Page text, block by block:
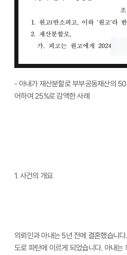
- 아내가 재산분할로 부부공동재산의
어하여 25%로 감액한 사례
1. 사건의 개요
의뢰인과 아내는 5년 전에 결혼했습니
도로 파탄에 이르게 되었습니다. 아내는